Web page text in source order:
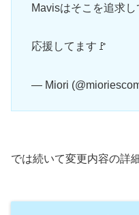
Mavisはそこを追求
応援してます🚩
— Miori
では続いて変更内容の詳